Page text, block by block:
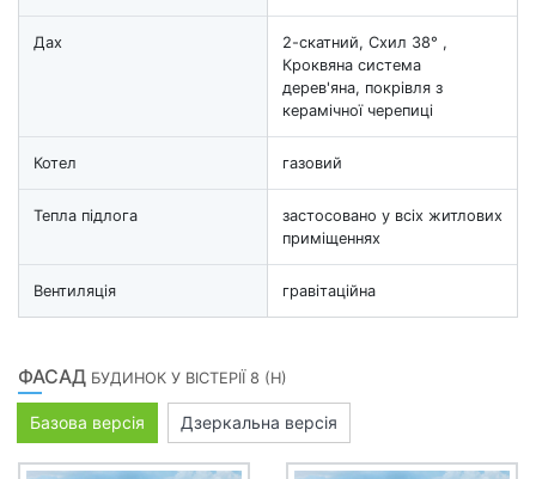
Дах
2-скатний, Схил 38° ,
Кроквяна система
дерев'яна, покрівля з
керамічної черепиці
Котел газовий
Тепла підлога
застосовано у всіх житлових
приміщеннях
Вентиляція гравітаційна
ФАСАД БУДИНОК У ВІСТЕРІЇ 8 (Н)
Базова версія Дзеркальна версія